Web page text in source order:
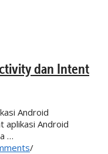
dan Intent
Android
aplikasi Android
…
/